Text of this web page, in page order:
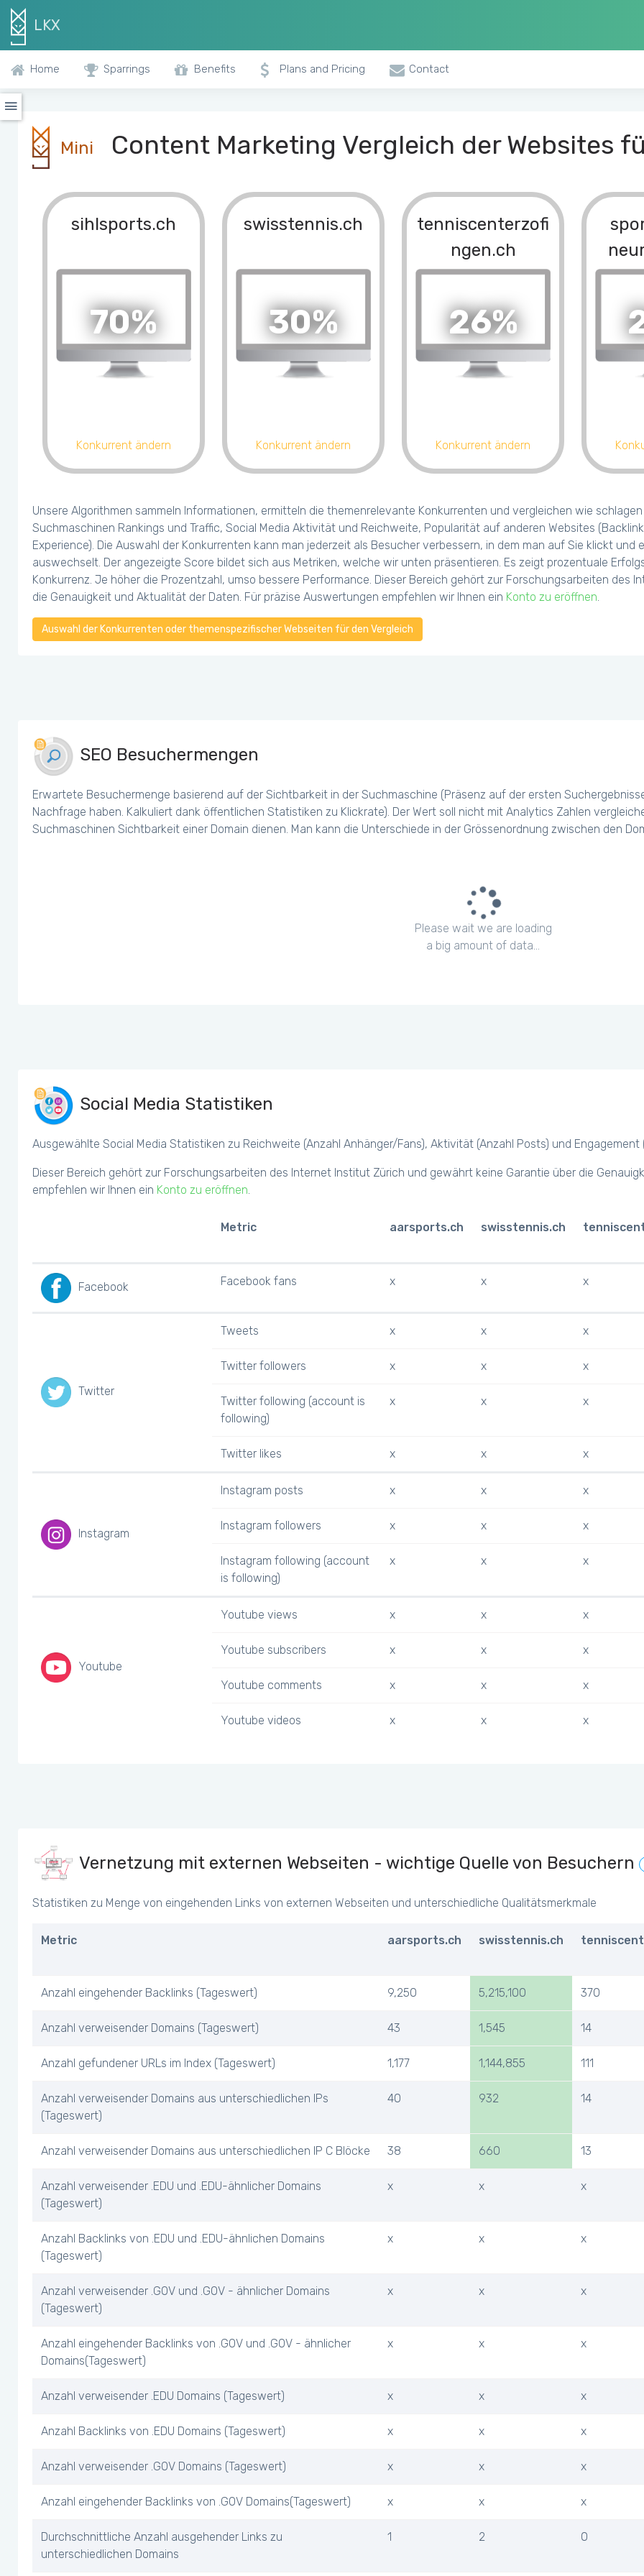
LKX
Home Sparrings Benefits Plans and Pricing Contact
Mini Content Marketing Vergleich der Websites
sihlsports.ch
70%
Konkurrent ändern
swisstennis.ch
30%
Konkurrent ändern
tenniscenterzofi
ngen.ch
26%
Konkurrent ändern
Unsere Algorithmen sammeln Informationen, ermitteln die themenrelevante Konkurrenten und vergleichen wie
Suchmaschinen Rankings und Traffic, Social Media Aktivität und Reichweite, Popularität auf anderen Websites
Experience). Die Auswahl der Konkurrenten kann man jederzeit als Besucher verbessern, in dem man auf Sie klickt
auswechselt. Der angezeigte Score bildet sich aus Metriken, welche wir unten präsentieren. Es zeigt prozentuale
Konkurrenz. Je höher die Prozentzahl, umso bessere Performance. Dieser Bereich gehört zur Forschungsarbeiten des
die Genauigkeit und Aktualität der Daten. Für präzise Auswertungen empfehlen wir Ihnen ein Konto zu eröffnen.
Auswahl der Konkurrenten oder themenspezifischer Webseiten für den Vergleich
SEO Besuchermengen
Erwartete Besuchermenge basierend auf der Sichtbarkeit in der Suchmaschine (Präsenz auf der ersten
Nachfrage haben. Kalkuliert dank öffentlichen Statistiken zu Klickrate). Der Wert soll nicht mit Analytics Zahlen
Suchmaschinen Sichtbarkeit einer Domain dienen. Man kann die Unterschiede in der Grössenordnung zwischen den
Please wait we are loading
a big amount of data...
Social Media Statistiken
Ausgewählte Social Media Statistiken zu Reichweite (Anzahl Anhänger/Fans), Aktivität (Anzahl Posts) und Engagement
Dieser Bereich gehört zur Forschungsarbeiten des Internet Institut Zürich und gewährt keine Garantie über die
empfehlen wir Ihnen ein Konto zu eröffnen.
Metric aarsports.ch swisstennis.ch
Facebook Facebook fans x x x
Twitter
Tweets x x x
Twitter followers x x x
Twitter following (account is
following)
x x x
Twitter likes x x x
Instagram
Instagram posts x x x
Instagram followers x x x
Instagram following (account
is following)
x x x
Youtube
Youtube views x x x
Youtube subscribers x x x
Youtube comments x x x
Youtube videos x x x
Vernetzung mit externen Webseiten - wichtige Quelle von Besuchern
Statistiken zu Menge von eingehenden Links von externen Webseiten und unterschiedliche Qualitätsmerkmale
Metric aarsports.ch swisstennis.ch
Anzahl eingehender Backlinks (Tageswert) 9,250 5,215,100 370
Anzahl verweisender Domains (Tageswert) 43 1,545 14
Anzahl gefundener URLs im Index (Tageswert) 1,177 1,144,855 111
Anzahl verweisender Domains aus unterschiedlichen IPs
(Tageswert)
40 932 14
Anzahl verweisender Domains aus unterschiedlichen IP C Blöcke 38 660 13
Anzahl verweisender .EDU und .EDU-ähnlicher Domains
(Tageswert)
x x x
Anzahl Backlinks von .EDU und .EDU-ähnlichen Domains
(Tageswert)
x x x
Anzahl verweisender .GOV und .GOV - ähnlicher Domains
(Tageswert)
x x x
Anzahl eingehender Backlinks von .GOV und .GOV - ähnlicher
Domains(Tageswert)
x x x
Anzahl verweisender .EDU Domains (Tageswert) x x x
Anzahl Backlinks von .EDU Domains (Tageswert) x x x
Anzahl verweisender .GOV Domains (Tageswert) x x x
Anzahl eingehender Backlinks von .GOV Domains(Tageswert) x x x
Durchschnittliche Anzahl ausgehender Links zu
unterschiedlichen Domains
1 2 0